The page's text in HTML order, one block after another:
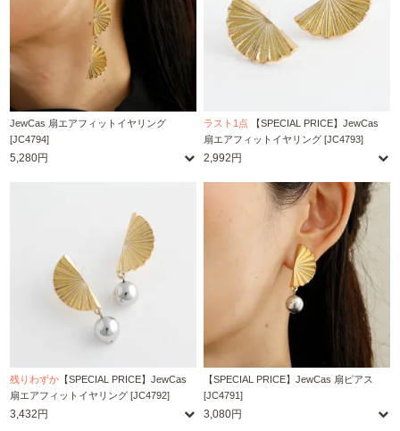
JewCas 扇エアフィットイヤリング
[JC4794]
5,280円
ラスト1点
【SPECIAL PRICE】JewCas
扇エアフィットイヤリング [JC4793]
2,992円
残りわずか 【SPECIAL PRICE】JewCas
扇エアフィットイヤリング [JC4792]
3,432円
【SPECIAL PRICE】JewCas 扇ピアス
[JC4791]
3,080円